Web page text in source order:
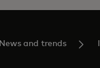
News and trends